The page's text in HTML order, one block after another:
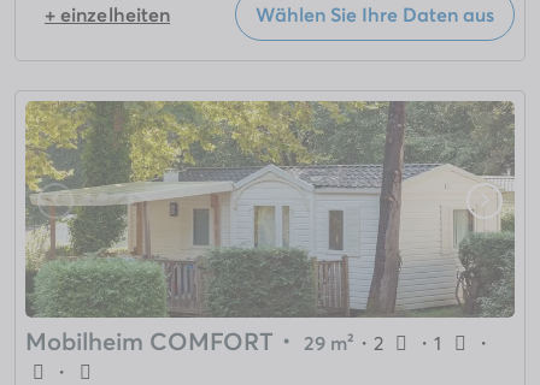
+ einzelheiten Wählen Sie Ihre Daten aus
Mobilheim COMFORT ・ 29 m² ・ 2 ・1
・
・